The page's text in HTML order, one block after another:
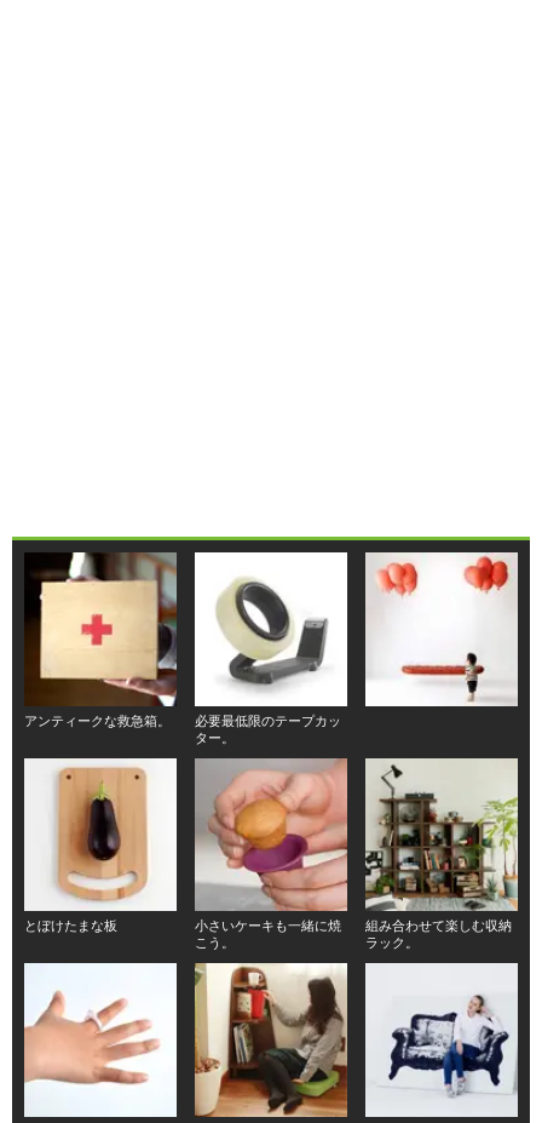
アンティークな救急箱。
必要最低限のテープカッ
ター。
とぼけたまな板
小さいケーキも一緒に焼
こう。
組み合わせて楽しむ収納
ラック。